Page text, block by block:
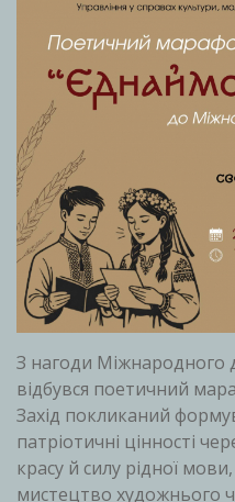
З нагоди Міжнародного
відбувся поетичний
Захід покликаний
патріотичні цінності
красу й силу рідної
мистецтво художнього